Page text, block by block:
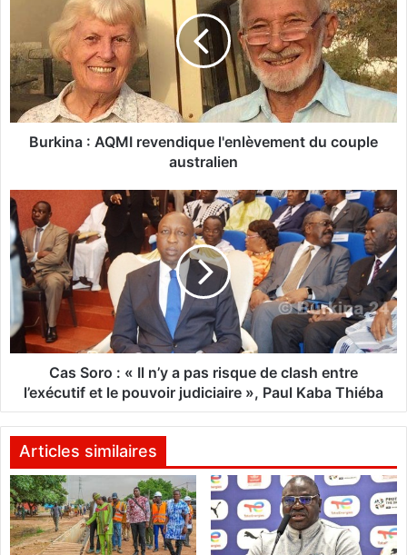
i
n
a
A
r
e
v
e
q
u
e
è
v
e
m
Burkina : AQMI revendique l'enlèvement du couple
australien
C
a
s
S
:
«
n
’
a
p
a
s
r
Cas Soro : « Il n’y a pas risque de clash entre
l’exécutif et le pouvoir judiciaire », Paul Kaba Thiéba
Articles similaires